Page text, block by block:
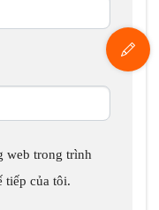
web trong trình
tiếp của tôi.